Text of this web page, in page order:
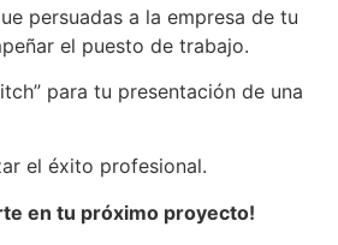
persuadas a la empresa de tu
el puesto de trabajo.
para tu presentación de una
el éxito profesional.
en tu próximo proyecto!